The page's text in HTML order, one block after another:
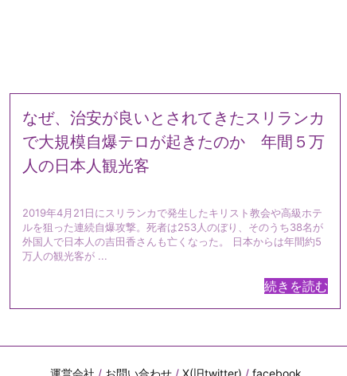
なぜ、治安が良いとされてきたスリランカ
で大規模自爆テロが起きたのか 年間５万
人の日本人観光客
2019年4月21日にスリランカで発生したキリスト教会や高級ホテ
ルを狙った連続自爆攻撃。死者は253人のぼり、そのうち38名が
外国人で日本人の吉田香さんも亡くなった。 日本からは年間約5
万人の観光客が ...
続きを読む
運営会社 / お問い合わせ/ X(旧twitter) / facebook